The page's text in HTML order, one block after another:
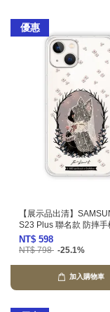
優惠
【展示品出清】
S23 Plus 聯名款 防摔手
NT$ 598
NT$ 798 -25.1%
加入購物車